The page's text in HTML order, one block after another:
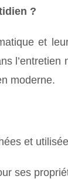
?
et
moderne.
et
ses